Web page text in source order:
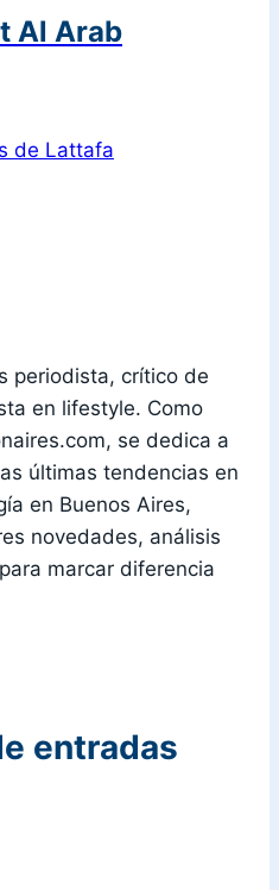
Al Arab
de Lattafa
periodista, crítico de
en lifestyle. Como
se dedica a
últimas tendencias en
en Buenos Aires,
novedades, análisis
marcar diferencia
entradas